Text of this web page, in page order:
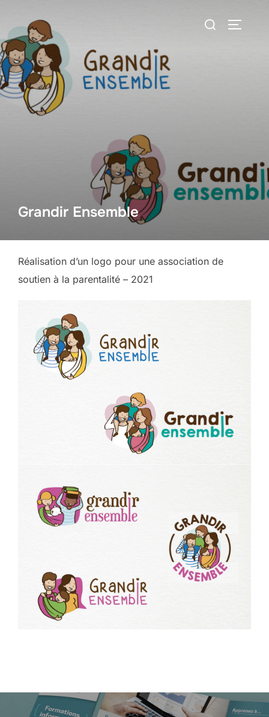
contenu
Rechercher :
Grandir Ensemble
Réalisation d’un logo pour une association de
soutien à la parentalité – 2021
Navigation